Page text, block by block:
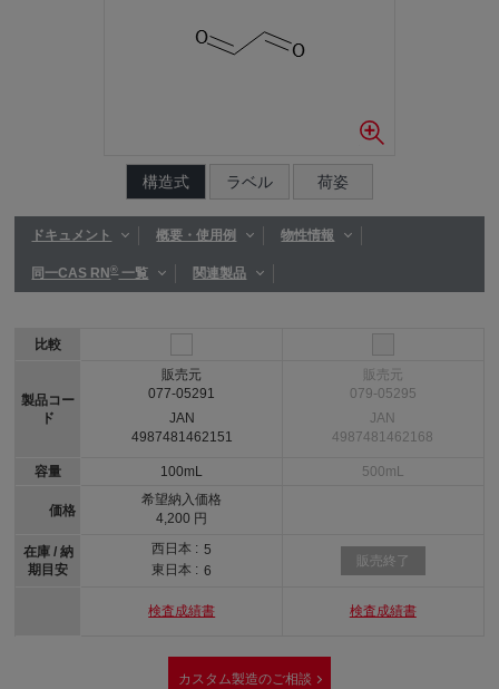
構造式 ラベル 荷姿
ドキュメント 概要・使用例 物性情報
同一CAS RN®一覧 関連製品
比較
製品コー
ド
容量
価格
在庫 / 納
期目安
販売元
077-05291
JAN
4987481462151
100mL
希望納入価格
4,200 円
西日本 : 5
東日本 : 6
検査成績書
販売元
079-05295
JAN
4987481462168
500mL
販売終了
検査成績書
カスタム製造のご相談